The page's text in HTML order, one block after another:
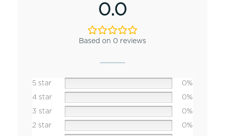
0.0
Based on 0 reviews
5 star
0%
4 star
0%
3 star
0%
2 star
0%